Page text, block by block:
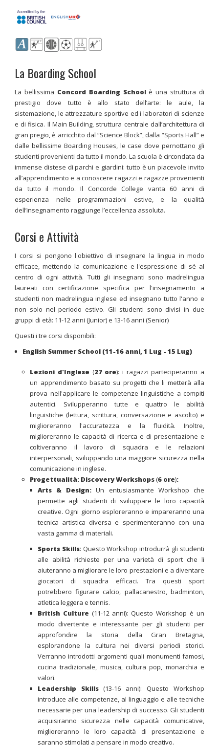
La Boarding School
La bellissima Concord Boarding Schoolè una struttura di
prestigio dove tutto è allo stato dell’arte: le aule, la
sistemazione, le attrezzature sportive ed i laboratori di scienze
e di fisica. Il Main Building, struttura centrale dall’architettura di
gran pregio, è arricchito dal “Science Block”, dalla “Sports Hall” e
dalle bellissime Boarding Houses, le case dove pernottano gli
studenti provenienti da tutto il mondo. La scuola è circondata da
immense distese di parchi e giardini: tutto è un piacevole invito
all’apprendimento e a conoscere ragazzi e ragazze provenienti
da tutto il mondo. Il Concorde College vanta 60 anni di
esperienza nelle programmazioni estive, e la qualità
dell’insegnamento raggiunge l’eccellenza assoluta.
Corsi e Attività
I corsi si pongono l'obiettivo di insegnare la lingua in modo
efficace, mettendo la comunicazione e l'espressione di sé al
centro di ogni attività. Tutti gli insegnanti sono madrelingua
laureati con certificazione specifica per l'insegnamento a
studenti non madrelingua inglese ed insegnano tutto l'anno e
non solo nel periodo estivo. Gli studenti sono divisi in due
gruppi di età: 11-12 anni (Junior) e 13-16 anni (Senior)
Questi i tre corsi disponibili:
English Summer School (11-16 anni, 1 Lug - 15 Lug)
Lezioni d'Inglese (27 ore): i ragazzi parteciperanno a
un apprendimento basato su progetti che li metterà alla
prova nell'applicare le competenze linguistiche a compiti
autentici. Svilupperanno tutte e quattro le abilità
linguistiche (lettura, scrittura, conversazione e ascolto) e
miglioreranno l'accuratezza e la fluidità. Inoltre,
miglioreranno le capacità di ricerca e di presentazione e
coltiveranno il lavoro di squadra e le relazioni
interpersonali, sviluppando una maggiore sicurezza nella
comunicazione in inglese.
Progettualità: Discovery Workshops(6 ore):
Arts & Design:Un entusiasmante Workshop che
permette agli studenti di sviluppare le loro capacità
creative. Ogni giorno esploreranno e impareranno una
tecnica artistica diversa e sperimenteranno con una
vasta gamma di materiali.
Sports Skills: Questo Workshop introdurrà gli studenti
alle abilità richieste per una varietà di sport che li
aiuteranno a migliorare le loro prestazioni e a diventare
giocatori di squadra efficaci. Tra questi sport
potrebbero figurare calcio, pallacanestro, badminton,
atletica leggera e tennis.
British Culture (11-12 anni): Questo Workshop è un
modo divertente e interessante per gli studenti per
approfondire la storia della Gran Bretagna,
esplorandone la cultura nei diversi periodi storici.
Verranno introdotti argomenti quali monumenti famosi,
cucina tradizionale, musica, cultura pop, monarchia e
valori.
Leadership Skills(13-16 anni): Questo Workshop
introduce alle competenze, al linguaggio e alle tecniche
necessarie per una leadership di successo. Gli studenti
acquisiranno sicurezza nelle capacità comunicative,
miglioreranno le loro capacità di presentazione e
saranno stimolati a pensare in modo creativo.